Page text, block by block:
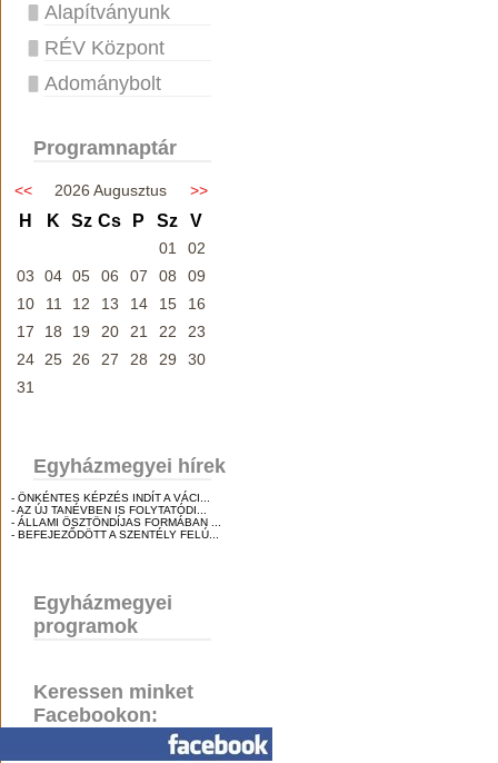
Alapítványunk
RÉV Központ
Adománybolt
Programnaptár
<< 2026 Augusztus >>
H K Sz Cs P Sz V
01
02
03
04 05 06 07 08
09
10
11 12 13 14 15
16
17
18 19 20 21 22
23
24
25 26 27 28 29
30
31
Egyházmegyei hírek
- ÖNKÉNTES KÉPZÉS INDÍT A VÁCI...
- AZ ÚJ TANÉVBEN IS FOLYTATÓDI...
- ÁLLAMI ÖSZTÖNDÍJAS FORMÁBAN ...
- BEFEJEZŐDÖTT A SZENTÉLY FELÚ...
Egyházmegyei
programok
Keressen minket
Facebookon: